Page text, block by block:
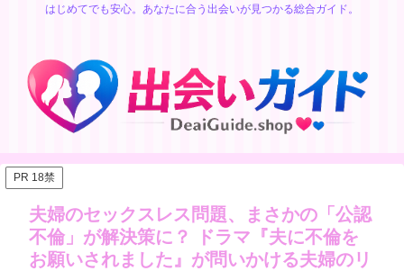
はじめてでも安心。あなたに合う出会いが見つかる総合ガイド。
PR 18禁
夫婦のセックスレス問題、まさかの「公認
不倫」が解決策に？ ドラマ『夫に不倫を
お願いされました』が問いかける夫婦のリ